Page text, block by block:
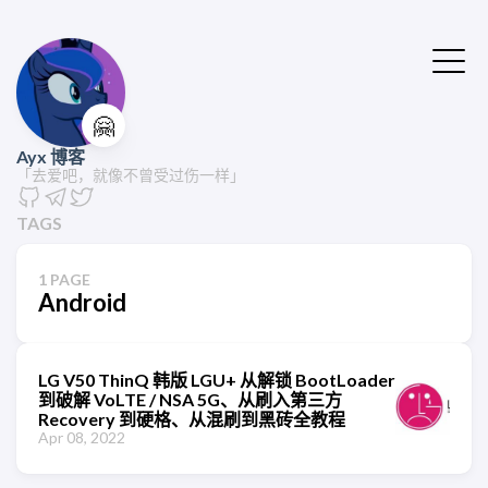
🤗
Ayx 博客
「去爱吧，就像不曾受过伤一样」
TAGS
1 PAGE
Android
LG V50 ThinQ 韩版 LGU+ 从解锁 BootLoader
到破解 VoLTE / NSA 5G、从刷入第三方
Recovery 到硬格、从混刷到黑砖全教程
Apr 08, 2022